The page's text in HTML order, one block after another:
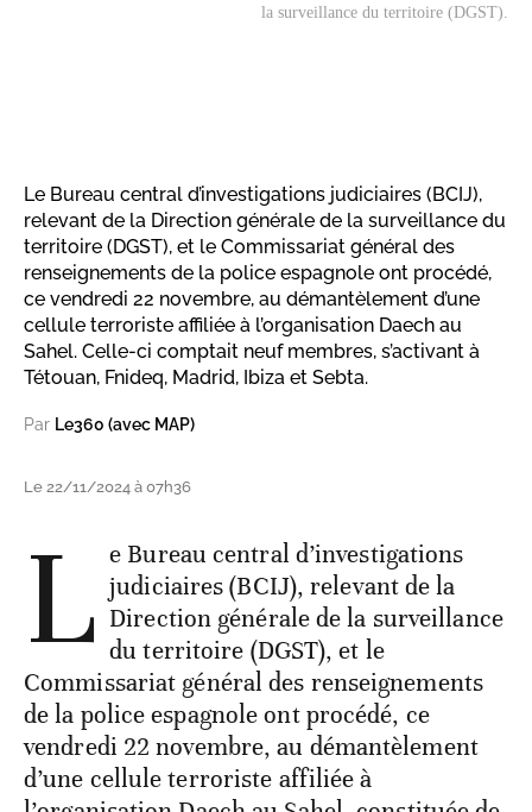
la surveillance du territoire (DGST).
Le Bureau central d’investigations judiciaires (BCIJ),
relevant de la Direction générale de la surveillance du
territoire (DGST), et le Commissariat général des
renseignements de la police espagnole ont procédé,
ce vendredi 22 novembre, au démantèlement d’une
cellule terroriste affiliée à l’organisation Daech au
Sahel. Celle-ci comptait neuf membres, s’activant à
Tétouan, Fnideq, Madrid, Ibiza et Sebta.
Par Le360 (avec MAP)
Le 22/11/2024 à 07h36
L e Bureau central d’investigations
judiciaires (BCIJ), relevant de la
Direction générale de la surveillance
du territoire (DGST), et le
Commissariat général des renseignements
de la police espagnole ont procédé, ce
vendredi 22 novembre, au démantèlement
d’une cellule terroriste affiliée à